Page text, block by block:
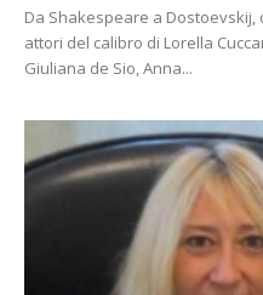
Da Shakespeare a Dostoevskij,
attori del calibro di Lorella
Giuliana de Sio, Anna...